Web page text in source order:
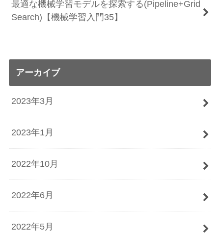
最適な機械学習モデルを探索する(Pipeline+Grid
Search)【機械学習入門35】
アーカイブ
2023年3月
2023年1月
2022年10月
2022年6月
2022年5月